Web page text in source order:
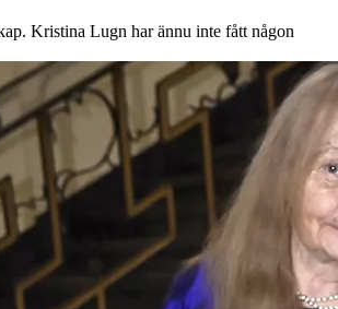
Kristina Lugn har ännu inte fått någon